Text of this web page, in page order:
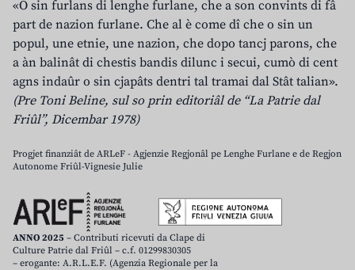
«O sin furlans di lenghe furlane, che a son convints di fâ
part de nazion furlane. Che al è come dî che o sin un
popul, une etnie, une nazion, che dopo tancj parons, che
a àn balinât di chestis bandis dilunc i secui, cumò di cent
agns indaûr o sin cjapâts dentri tal tramai dal Stât talian».
(Pre Toni Beline, sul so prin editoriâl de “La Patrie dal
Friûl”, Dicembar 1978)
Progjet finanziât de ARLeF - Agjenzie Regjonâl pe Lenghe Furlane e de Regjon
Autonome Friûl-Vignesie Julie
ANNO 2025 – Contributi ricevuti da Clape di
Culture Patrie dal Friûl – c.f. 01299830305
– erogante: A.R.L.E.F. (Agenzia Regionale per la